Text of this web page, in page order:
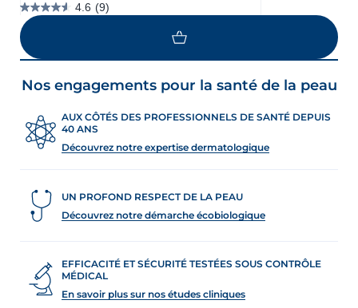
4.6 (9)
4.6
étoile(s)
sur
5.
9
Nos engagements pour la santé de la peau
AUX CÔTÉS DES PROFESSIONNELS DE SANTÉ DEPUIS
40 ANS
Découvrez notre expertise dermatologique
UN PROFOND RESPECT DE LA PEAU
Découvrez notre démarche écobiologique
EFFICACITÉ ET SÉCURITÉ TESTÉES SOUS CONTRÔLE
MÉDICAL
En savoir plus sur nos études cliniques